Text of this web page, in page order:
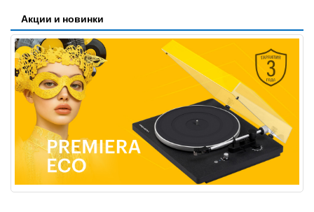
Акции и новинки